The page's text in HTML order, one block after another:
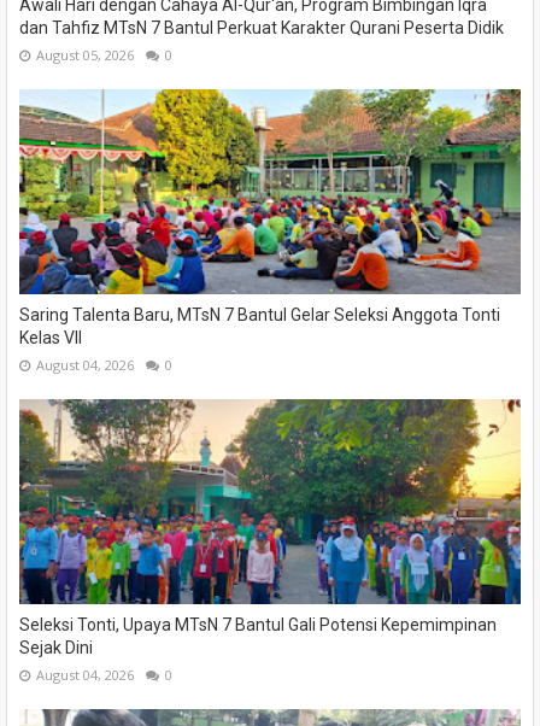
Awali Hari dengan Cahaya Al-Qur'an, Program Bimbingan Iqra
dan Tahfiz MTsN 7 Bantul Perkuat Karakter Qurani Peserta Didik
August 05, 2026 0
Saring Talenta Baru, MTsN 7 Bantul Gelar Seleksi Anggota Tonti
Kelas VII
August 04, 2026 0
Seleksi Tonti, Upaya MTsN 7 Bantul Gali Potensi Kepemimpinan
Sejak Dini
August 04, 2026 0